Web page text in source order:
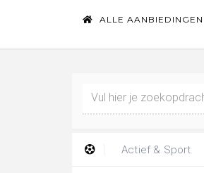
ALLE AANBIEDINGEN
Actief & Sport